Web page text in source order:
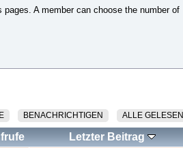
A member can choose the number of
BENACHRICHTIGEN ALLE GELESEN
Letzter Beitrag